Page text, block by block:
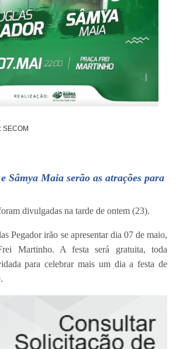
SECOM
Sâmya Maia serão as atrações para
divulgadas na tarde de ontem (23).
Pegador irão se apresentar dia 07 de maio,
Martinho. A festa será gratuita, toda
para celebrar mais um dia a festa de